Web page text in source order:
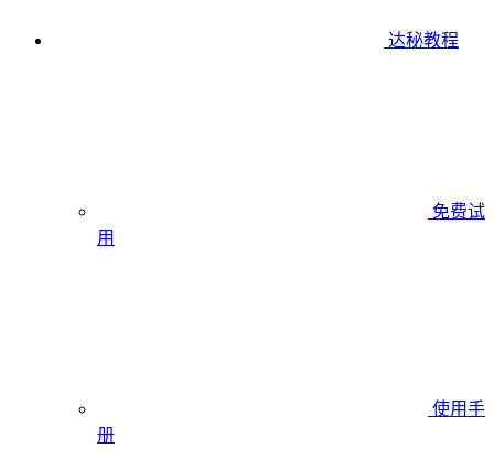
达秘教程
免费试
用
使用手
册